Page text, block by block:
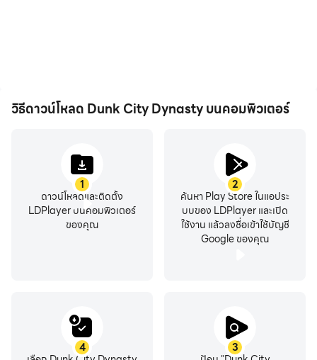
วิธีดาวน์โหลด Dunk City Dynasty บนคอมพิวเตอร์
1
ดาวน์โหลดและติดตั้ง
LDPlayer บนคอมพิวเตอร์
ของคุณ
2
ค้นหา Play Store ในแอประ
บบของ LDPlayer และเปิด
ใช้งาน แล้วลงชื่อเข้าใช้บัญชี
Google ของคุณ
3
4